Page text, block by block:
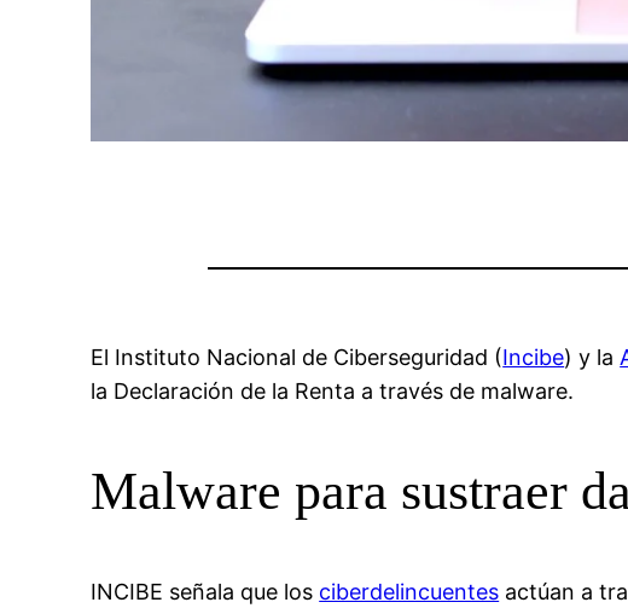
El Instituto Nacional de Ciberseguridad (Incibe) y la
la Declaración de la Renta a través de malware.
Malware para sustraer
INCIBE señala que los ciberdelincuentes actúan a